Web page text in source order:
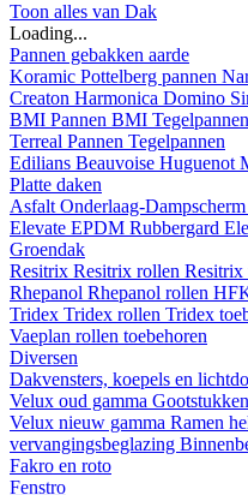
Toon alles van Dak
Loading...
Pannen gebakken aarde
Koramic Pottelberg pannen
Creaton Harmonica Domino
BMI Pannen BMI
Terreal Pannen Tegelpannen
Edilians Beauvoise Huguenot
Platte daken
Asfalt Onderlaag-Dampscherm
Elevate EPDM Rubbergard
Groendak
Resitrix Resitrix rollen Resitrix
Rhepanol Rhepanol rollen
Tridex Tridex rollen Tridex
Vaeplan rollen toebehoren
Diversen
Dakvensters, koepels en
Velux oud gamma Gootstukken
Velux nieuw gamma Ramen
vervangingsbeglazing
Fakro en roto
Fenstro